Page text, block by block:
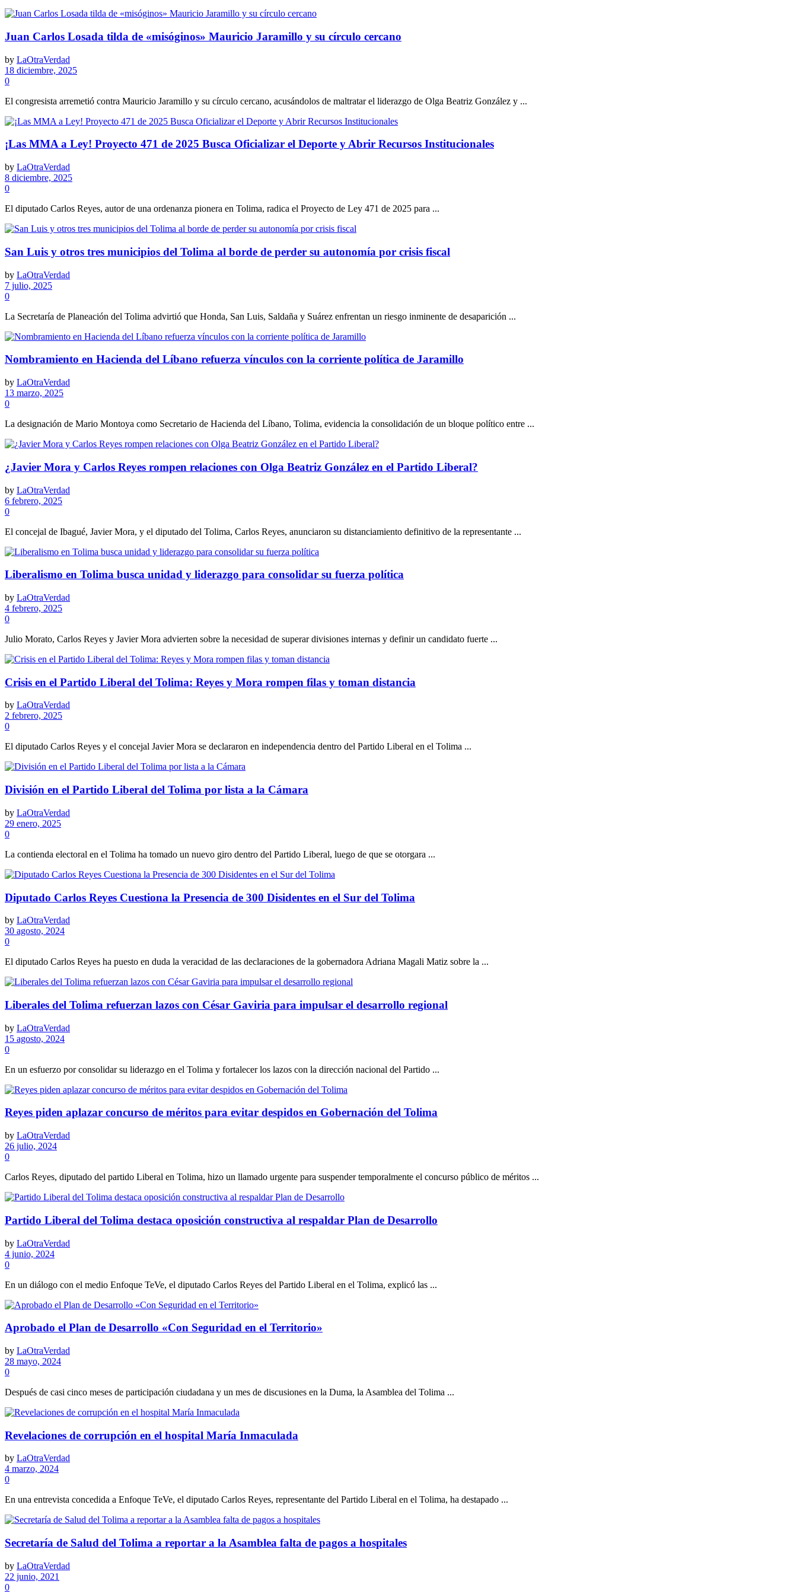
Juan Carlos Losada tilda de «misóginos» Mauricio Jaramillo y su círculo cercano
by LaOtraVerdad
18 diciembre, 2025
0
El congresista arremetió contra Mauricio Jaramillo y su círculo cercano, acusándolos de maltratar el liderazgo de Olga Beatriz González y ...
​¡Las MMA a Ley! Proyecto 471 de 2025 Busca Oficializar el Deporte y Abrir Recursos Institucionales
by LaOtraVerdad
8 diciembre, 2025
0
El diputado Carlos Reyes, autor de una ordenanza pionera en Tolima, radica el Proyecto de Ley 471 de 2025 para ...
San Luis y otros tres municipios del Tolima al borde de perder su autonomía por crisis fiscal
by LaOtraVerdad
7 julio, 2025
0
La Secretaría de Planeación del Tolima advirtió que Honda, San Luis, Saldaña y Suárez enfrentan un riesgo inminente de desaparición ...
Nombramiento en Hacienda del Líbano refuerza vínculos con la corriente política de Jaramillo
by LaOtraVerdad
13 marzo, 2025
0
La designación de Mario Montoya como Secretario de Hacienda del Líbano, Tolima, evidencia la consolidación de un bloque político entre ...
¿Javier Mora y Carlos Reyes rompen relaciones con Olga Beatriz González en el Partido Liberal?
by LaOtraVerdad
6 febrero, 2025
0
El concejal de Ibagué, Javier Mora, y el diputado del Tolima, Carlos Reyes, anunciaron su distanciamiento definitivo de la representante ...
Liberalismo en Tolima busca unidad y liderazgo para consolidar su fuerza política
by LaOtraVerdad
4 febrero, 2025
0
Julio Morato, Carlos Reyes y Javier Mora advierten sobre la necesidad de superar divisiones internas y definir un candidato fuerte ...
Crisis en el Partido Liberal del Tolima: Reyes y Mora rompen filas y toman distancia
by LaOtraVerdad
2 febrero, 2025
0
El diputado Carlos Reyes y el concejal Javier Mora se declararon en independencia dentro del Partido Liberal en el Tolima ...
División en el Partido Liberal del Tolima por lista a la Cámara
by LaOtraVerdad
29 enero, 2025
0
La contienda electoral en el Tolima ha tomado un nuevo giro dentro del Partido Liberal, luego de que se otorgara ...
Diputado Carlos Reyes Cuestiona la Presencia de 300 Disidentes en el Sur del Tolima
by LaOtraVerdad
30 agosto, 2024
0
El diputado Carlos Reyes ha puesto en duda la veracidad de las declaraciones de la gobernadora Adriana Magali Matiz sobre la ...
Liberales del Tolima refuerzan lazos con César Gaviria para impulsar el desarrollo regional
by LaOtraVerdad
15 agosto, 2024
0
En un esfuerzo por consolidar su liderazgo en el Tolima y fortalecer los lazos con la dirección nacional del Partido ...
Reyes piden aplazar concurso de méritos para evitar despidos en Gobernación del Tolima
by LaOtraVerdad
26 julio, 2024
0
Carlos Reyes, diputado del partido Liberal en Tolima, hizo un llamado urgente para suspender temporalmente el concurso público de méritos ...
Partido Liberal del Tolima destaca oposición constructiva al respaldar Plan de Desarrollo
by LaOtraVerdad
4 junio, 2024
0
En un diálogo con el medio Enfoque TeVe, el diputado Carlos Reyes del Partido Liberal en el Tolima, explicó las ...
Aprobado el Plan de Desarrollo «Con Seguridad en el Territorio»
by LaOtraVerdad
28 mayo, 2024
0
Después de casi cinco meses de participación ciudadana y un mes de discusiones en la Duma, la Asamblea del Tolima ...
Revelaciones de corrupción en el hospital María Inmaculada
by LaOtraVerdad
4 marzo, 2024
0
En una entrevista concedida a Enfoque TeVe, el diputado Carlos Reyes, representante del Partido Liberal en el Tolima, ha destapado ...
Secretaría de Salud del Tolima a reportar a la Asamblea falta de pagos a hospitales
by LaOtraVerdad
22 junio, 2021
0